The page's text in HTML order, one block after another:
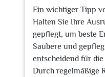
Ein wichtiger Tipp
Halten Sie Ihre
gepflegt, um beste
Saubere und
entscheidend für
Durch regelmäßige